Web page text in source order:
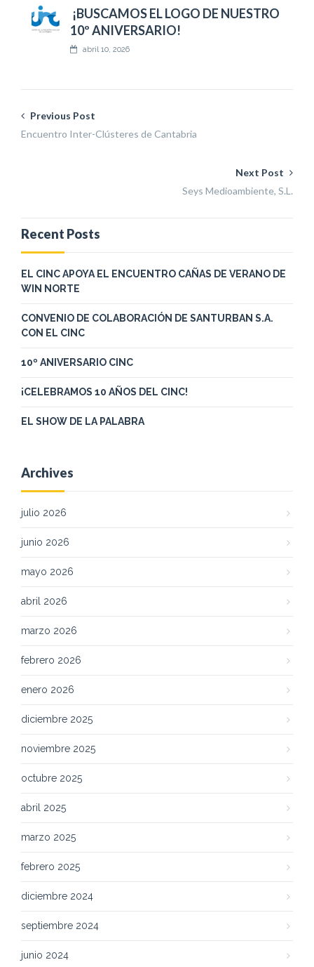
¡BUSCAMOS EL LOGO DE NUESTRO
10º ANIVERSARIO!
abril 10, 2026
Previous Post
Encuentro Inter-Clústeres de Cantabria
Next Post
Seys Medioambiente, S.L.
Recent Posts
EL CINC APOYA EL ENCUENTRO CAÑAS DE VERANO DE
WIN NORTE
CONVENIO DE COLABORACIÓN DE SANTURBAN S.A.
CON EL CINC
10º ANIVERSARIO CINC
¡CELEBRAMOS 10 AÑOS DEL CINC!
EL SHOW DE LA PALABRA
Archives
julio 2026
junio 2026
mayo 2026
abril 2026
marzo 2026
febrero 2026
enero 2026
diciembre 2025
noviembre 2025
octubre 2025
abril 2025
marzo 2025
febrero 2025
diciembre 2024
septiembre 2024
junio 2024